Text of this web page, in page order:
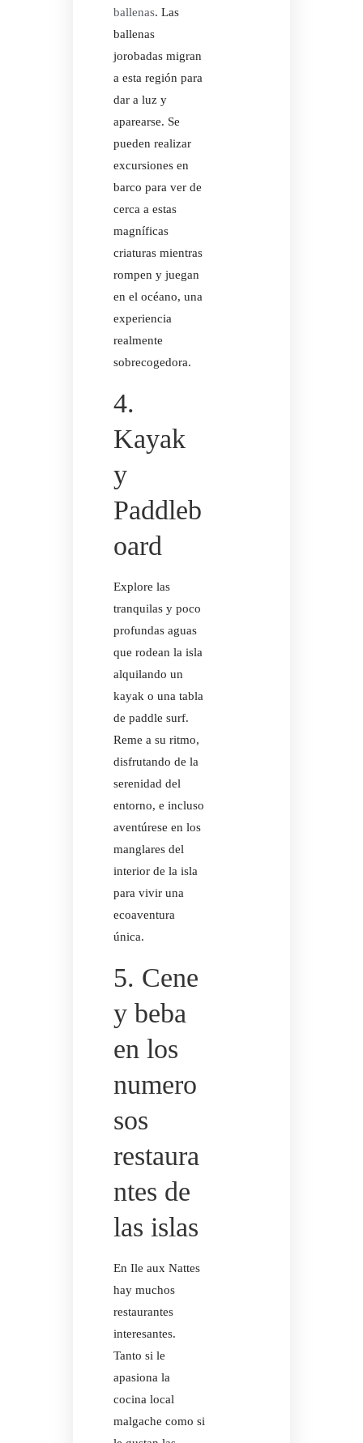
ballenas. Las
ballenas
jorobadas migran
a esta región para
dar a luz y
aparearse. Se
pueden realizar
excursiones en
barco para ver de
cerca a estas
magníficas
criaturas mientras
rompen y juegan
en el océano, una
experiencia
realmente
sobrecogedora.
4.
Kayak
y
Paddleb
oard
Explore las
tranquilas y poco
profundas aguas
que rodean la isla
alquilando un
kayak o una tabla
de paddle surf.
Reme a su ritmo,
disfrutando de la
serenidad del
entorno, e incluso
aventúrese en los
manglares del
interior de la isla
para vivir una
ecoaventura
única.
5. Cene
y beba
en los
numero
sos
restaura
ntes de
las islas
En Ile aux Nattes
hay muchos
restaurantes
interesantes.
Tanto si le
apasiona la
cocina local
malgache como si